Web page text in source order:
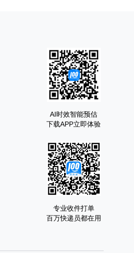
AI时效智能预估
下载APP立即体验
专业收件打单
百万快递员都在用